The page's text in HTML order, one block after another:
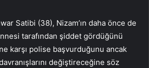
Satibi (38), Nizam’ın daha önce de
tarafından şiddet gördüğünü
karşı polise başvurduğunu ancak
değiştireceğine söz